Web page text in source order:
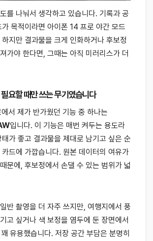
를 나눠서 생각하고 있습니다. 기록과 공
목적이라면 아이폰 14 프로 야간 모드
지만 결과물을 크게 인화하거나 후보정
가야 한다면, 그때는 아직 미러리스가 더
요할 때만 쓰는 무기였습니다
서 제가 반가웠던 기능 중 하나는
입니다. 이 기능은 매번 켜두는 용도라
가 좋고 결과물을 제대로 남기고 싶은 순
드에 가깝습니다. 원본 데이터의 여유가
문에, 후보정에서 손댈 수 있는 범위가 넓
반 촬영을 더 자주 쓰지만, 여행지에서 풍
고 싶거나 색 보정을 염두에 둔 장면에서
유용했습니다. 저장 공간 부담은 분명히